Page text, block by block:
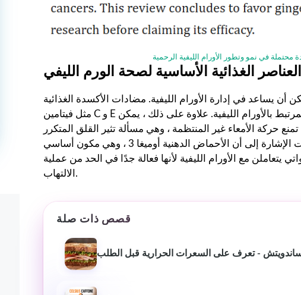
محتملة في نمو وتطور الأورام الليفية الرحمية
أن يساعد في إدارة الأورام الليفية. مضادات الأكسدة الغذائية
بالأورام الليفية. علاوة على ذلك ، يمكن
تمنع حركة الأمعاء غير المنتظمة ، وهي مسألة تثير القلق المتكرر
للنساء المصابات بحالات الورم الليفي. أخيرًا وليس آخرًا ، تمت الإشارة إلى أن الأحماض الدهنية أوميغا 3 ، وهي مكون أساسي
يتعاملن مع الأورام الليفية لأنها فعالة جدًا في الحد من عملية
الالتهاب.
قصص ذات صلة
- تعرف على السعرات الحرارية قبل الطلب
خدمة ومعلومات احترافية عالية
لقد غير موقع استشارات اللياقة
كان من السهل اتباع خطط
التمرين والتغذية الشخصية
خطوة على الطريق - موصى به
للغاية لأي شخص جاد في
الحصول على صحة أفضل. ❤️